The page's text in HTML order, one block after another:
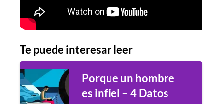
Te puede interesar leer
Porque un hombre
es infiel – 4 Datos